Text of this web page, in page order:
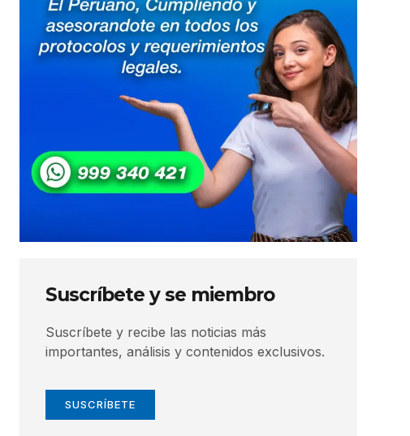
Suscríbete y se miembro
Suscríbete y recibe las noticias más
importantes, análisis y contenidos exclusivos.
SUSCRÍBETE